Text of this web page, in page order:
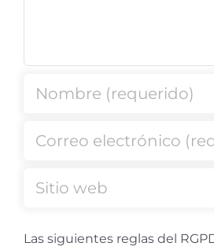
Las siguientes reglas del